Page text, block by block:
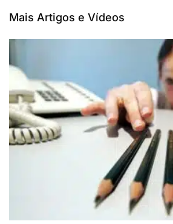
Mais Artigos e Vídeos